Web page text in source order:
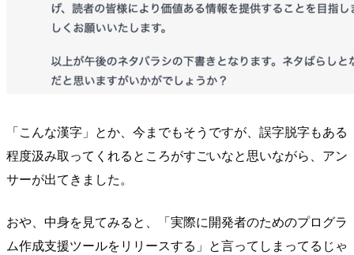
「こんな漢字」とか、今までもそうですが、誤字脱字もある
程度汲み取ってくれるところがすごいなと思いながら、アン
サーが出てきました。
おや、中身を見てみると、「実際に開発者のためのプログラ
ム作成支援ツールをリリースする」と言ってしまってるじゃ